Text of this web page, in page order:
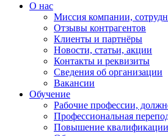
О нас
Миссия компании,
Отзывы контрагентов
Клиенты и партнёры
Новости, статьи, акции
Контакты и реквизиты
Сведения об организации
Вакансии
Обучение
Рабочие профессии,
Профессиональная
Повышение квалификации